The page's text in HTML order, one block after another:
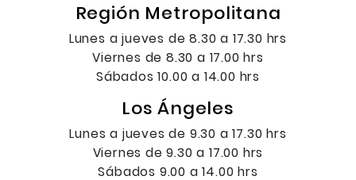
Región Metropolitana
Lunes a jueves de 8.30 a 17.30 hrs
Viernes de 8.30 a 17.00 hrs
Sábados 10.00 a 14.00 hrs
Los Ángeles
Lunes a jueves de 9.30 a 17.30 hrs
Viernes de 9.30 a 17.00 hrs
Sábados 9.00 a 14.00 hrs